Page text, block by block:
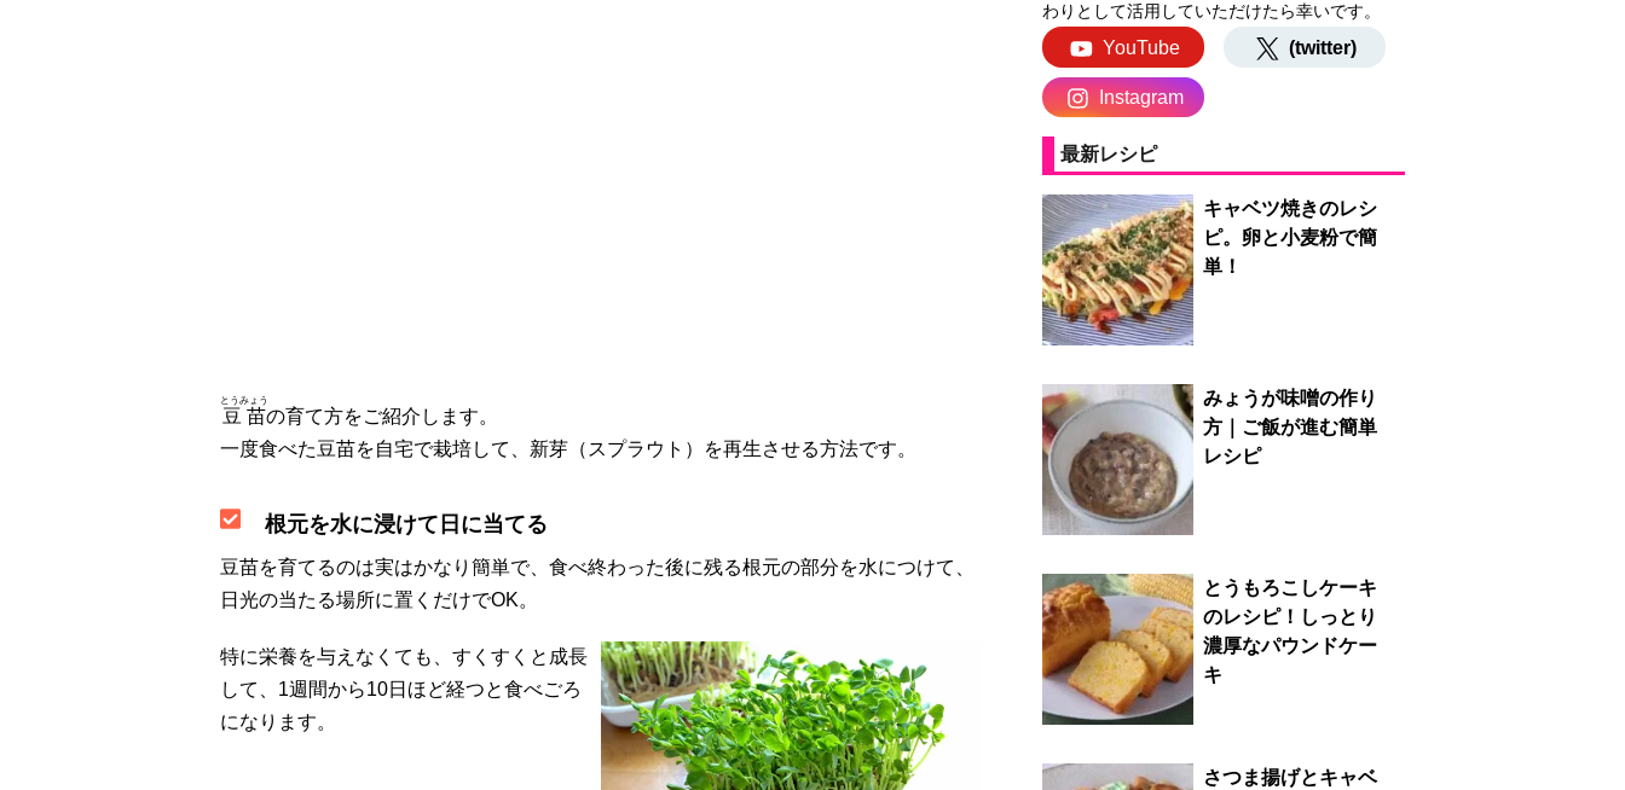
豆苗
とうみょう
の育て方をご紹介します。
一度食べた豆苗を自宅で栽培して、新芽（スプラウト）を再生させる方法です。
根元を水に浸けて日に当てる
豆苗を育てるのは実はかなり簡単で、食べ終わった後に残る根元の部分を水につけて、
日光の当たる場所に置くだけでOK。
特に栄養を与えなくても、すくすくと成長
して、1週間から10日ほど経つと食べごろ
になります。
わりとして活用していただけたら幸いです。
YouTube (twitter)
Instagram
最新レシピ
キャベツ焼きのレシ
ピ。卵と小麦粉で簡
単！
みょうが味噌の作り
方｜ご飯が進む簡単
レシピ
とうもろこしケーキ
のレシピ！しっとり
濃厚なパウンドケー
キ
さつま揚げとキャベ